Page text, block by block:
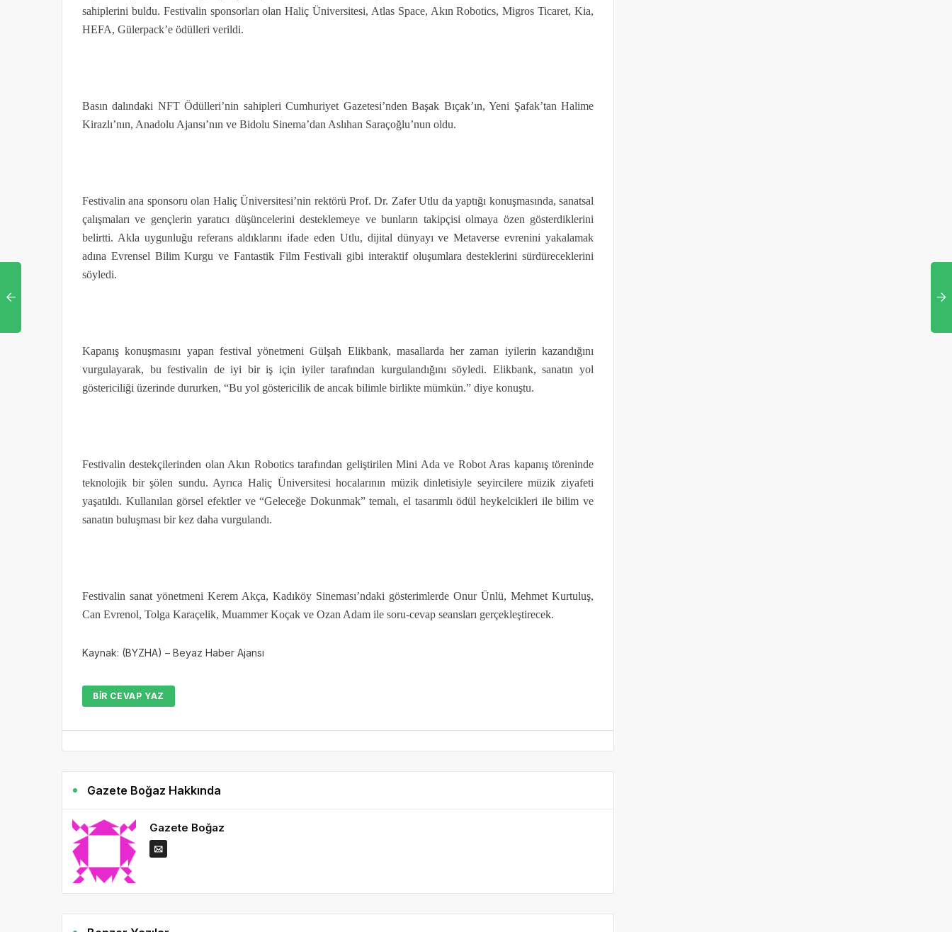
sahiplerini buldu. Festivalin sponsorları olan Haliç Üniversitesi, Atlas Space, Akın Robotics, Migros Ticaret, Kia,
HEFA, Gülerpack’e ödülleri verildi.
Basın dalındaki NFT Ödülleri’nin sahipleri Cumhuriyet Gazetesi’nden Başak Bıçak’ın, Yeni Şafak’tan Halime
Kirazlı’nın, Anadolu Ajansı’nın ve Bidolu Sinema’dan Aslıhan Saraçoğlu’nun oldu.
Festivalin ana sponsoru olan Haliç Üniversitesi’nin rektörü Prof. Dr. Zafer Utlu da yaptığı konuşmasında, sanatsal
çalışmaları ve gençlerin yaratıcı düşüncelerini desteklemeye ve bunların takipçisi olmaya özen gösterdiklerini
belirtti. Akla uygunluğu referans aldıklarını ifade eden Utlu, dijital dünyayı ve Metaverse evrenini yakalamak
adına Evrensel Bilim Kurgu ve Fantastik Film Festivali gibi interaktif oluşumlara desteklerini sürdüreceklerini
söyledi.
Kapanış konuşmasını yapan festival yönetmeni Gülşah Elikbank, masallarda her zaman iyilerin kazandığını
vurgulayarak, bu festivalin de iyi bir iş için iyiler tarafından kurgulandığını söyledi. Elikbank, sanatın yol
göstericiliği üzerinde dururken, “Bu yol göstericilik de ancak bilimle birlikte mümkün.” diye konuştu.
Festivalin destekçilerinden olan Akın Robotics tarafından geliştirilen Mini Ada ve Robot Aras kapanış töreninde
teknolojik bir şölen sundu. Ayrıca Haliç Üniversitesi hocalarının müzik dinletisiyle seyircilere müzik ziyafeti
yaşatıldı. Kullanılan görsel efektler ve “Geleceğe Dokunmak” temalı, el tasarımlı ödül heykelcikleri ile bilim ve
sanatın buluşması bir kez daha vurgulandı.
Festivalin sanat yönetmeni Kerem Akça, Kadıköy Sineması’ndaki gösterimlerde Onur Ünlü, Mehmet Kurtuluş,
Can Evrenol, Tolga Karaçelik, Muammer Koçak ve Ozan Adam ile soru-cevap seansları gerçekleştirecek.
Kaynak: (BYZHA) – Beyaz Haber Ajansı
BIR CEVAP YAZ
Gazete Boğaz Hakkında
Gazete Boğaz